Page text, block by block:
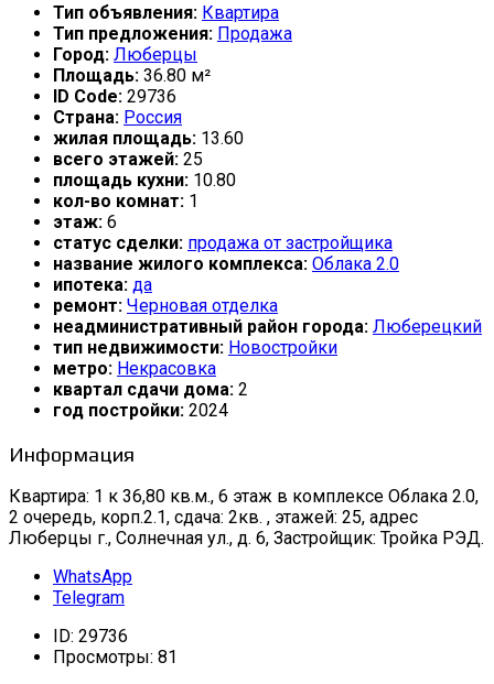
Тип объявления: Квартира
Тип предложения: Продажа
Город: Люберцы
Площадь: 36.80 м²
ID Code: 29736
Страна: Россия
жилая площадь: 13.60
всего этажей: 25
площадь кухни: 10.80
кол-во комнат: 1
этаж: 6
статус сделки: продажа от застройщика
название жилого комплекса: Облака 2.0
ипотека: да
ремонт: Черновая отделка
неадминистративный район города: Люберецкий
тип недвижимости: Новостройки
метро: Некрасовка
квартал сдачи дома: 2
год постройки: 2024
Информация
Квартира: 1 к 36,80 кв.м., 6 этаж в комплексе Облака 2.0,
2 очередь, корп.2.1, сдача: 2кв. , этажей: 25, адрес
Люберцы г., Солнечная ул., д. 6, Застройщик: Тройка РЭД.
WhatsApp
Telegram
ID: 29736
Просмотры: 81